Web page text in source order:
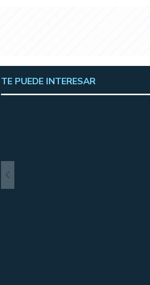
TE PUEDE INTERESAR